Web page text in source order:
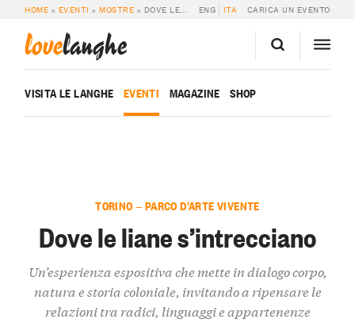
HOME » EVENTI »MOSTRE » DOVE LE LIANE S’INTRECCIANO ENG ITA CARICA UN EVENTO
lovelanghe
VISITA LE LANGHE EVENTI MAGAZINE SHOP
TORINO — PARCO D’ARTE VIVENTE
Dove le liane s’intrecciano
Un’esperienza espositiva che mette in dialogo corpo,
natura e storia coloniale, invitando a ripensare le
relazioni tra radici, linguaggi e appartenenze